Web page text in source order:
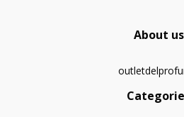
About us